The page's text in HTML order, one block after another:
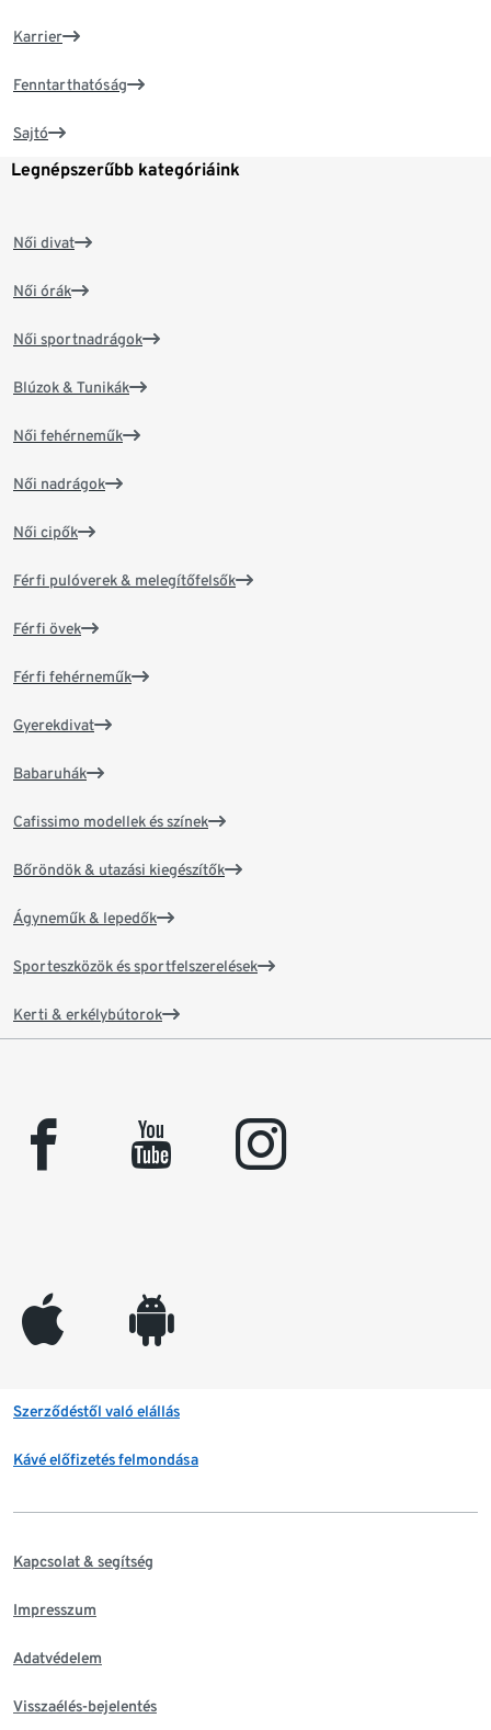
Karrier
Fenntarthatóság
Sajtó
Legnépszerűbb kategóriáink
Női divat
Női órák
Női sportnadrágok
Blúzok & Tunikák
Női fehérneműk
Női nadrágok
Női cipők
Férfi pulóverek & melegítőfelsők
Férfi övek
Férfi fehérneműk
Gyerekdivat
Babaruhák
Cafissimo modellek és színek
Bőröndök & utazási kiegészítők
Ágyneműk & lepedők
Sporteszközök és sportfelszerelések
Kerti & erkélybútorok
facebook youtube instagram
appleinc android
Szerződéstől való elállás
Kávé előfizetés felmondása
Kapcsolat & segítség
Impresszum
Adatvédelem
Visszaélés-bejelentés